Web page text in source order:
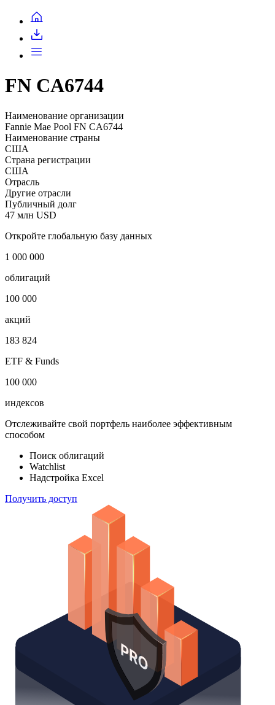
FN CA6744
Наименование организации
Fannie Mae Pool FN CA6744
Наименование страны
США
Страна регистрации
США
Отрасль
Другие отрасли
Публичный долг
47 млн USD
Откройте глобальную базу данных
1 000 000
облигаций
100 000
акций
183 824
ETF & Funds
100 000
индексов
Отслеживайте свой портфель наиболее эффективным
способом
Поиск облигаций
Watchlist
Надстройка Excel
Получить доступ